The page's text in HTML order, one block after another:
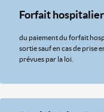
Forfait hospitalier
du paiement du forfait
sortie sauf en cas de prise
prévues par la loi.